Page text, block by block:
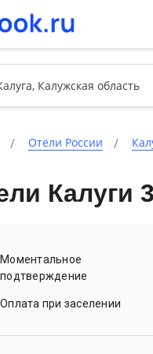
Отели России
Калуги
Моментальное
подтверждение
Оплата при заселении